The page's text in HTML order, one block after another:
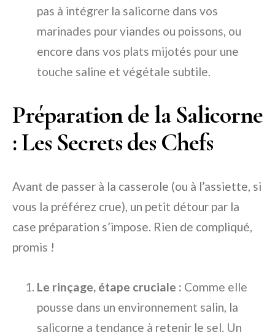
pas à intégrer la salicorne dans vos
marinades pour viandes ou poissons, ou
encore dans vos plats mijotés pour une
touche saline et végétale subtile.
Préparation de la Salicorne
: Les Secrets des Chefs
Avant de passer à la casserole (ou à l’assiette, si
vous la préférez crue), un petit détour par la
case préparation s’impose. Rien de compliqué,
promis !
Le rinçage, étape cruciale : Comme elle
pousse dans un environnement salin, la
salicorne a tendance à retenir le sel. Un